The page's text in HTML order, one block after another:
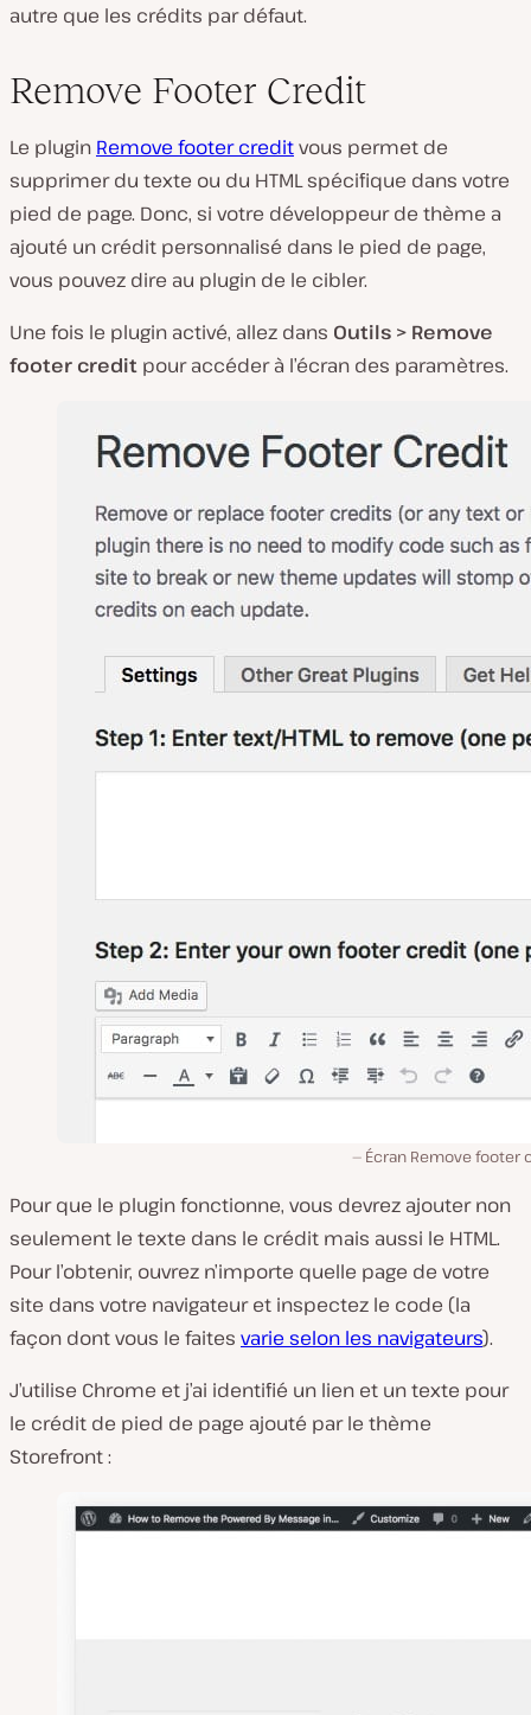
autre que les crédits par défaut.
Remove Footer Credit
Le plugin Remove footer creditvous permet de
supprimer du texte ou du HTML spécifique dans votre
pied de page. Donc, si votre développeur de thème a
ajouté un crédit personnalisé dans le pied de page,
vous pouvez dire au plugin de le cibler.
Une fois le plugin activé, allez dans Outils > Remove
footer credit pour accéder à l’écran des paramètres.
Écran Remove footer
Pour que le plugin fonctionne, vous devrez ajouter non
seulement le texte dans le crédit mais aussi le HTML.
Pour l’obtenir, ouvrez n’importe quelle page de votre
site dans votre navigateur et inspectez le code (la
façon dont vous le faites varie selon les navigateurs).
J’utilise Chrome et j’ai identifié un lien et un texte pour
le crédit de pied de page ajouté par le thème
Storefront :